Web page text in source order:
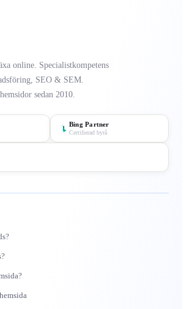
online. Specialistkompetens
SEO & SEM.
sedan 2010.
Bing Partner
Certifierad byrå